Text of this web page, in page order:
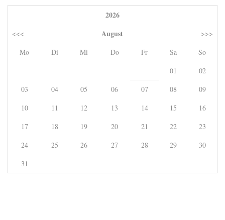
2026
<<< August
>>>
Mo
Di Mi Do Fr Sa
So
01
02
03
04 05 06 07 08
09
10
11 12 13 14 15
16
17
18 19 20 21 22
23
24
25 26 27 28 29
30
31